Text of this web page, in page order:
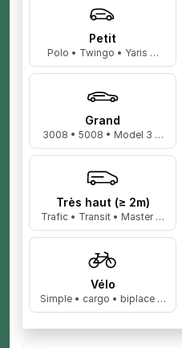
Petit
Polo • Twingo • Yaris …
Grand
3008 • 5008 • Model 3 …
Très haut (≥ 2m)
Trafic • Transit • Master …
Vélo
Simple • cargo • biplace …